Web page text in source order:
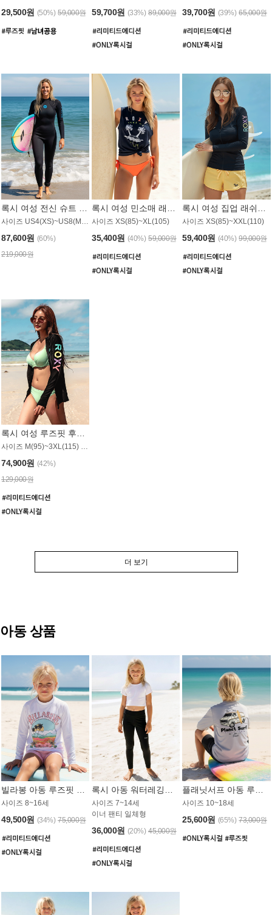
29,500원 (50%) 59,000원 59,700원 (33%) 89,000원 39,700원 (39%) 65,000원
87,600원 (60%)
219,000원
사이즈 XS(85)~XL(105)
35,400원 (40%) 59,000원
사이즈 XS(85)~XXL(110)
59,400원 (40%) 99,000원
록시 여성 루즈핏 후드 래쉬가드 WT900BRX
사이즈 M(95)~3XL(115) / 롱기장 타입
74,900원 (42%)
129,000원
더 보기
아동 상품
사이즈 8~16세
49,500원 (34%) 75,000원
사이즈 7~14세
이너 팬티 일체형
36,000원 (20%) 45,000원
사이즈 10~18세
25,600원 (65%) 73,000원